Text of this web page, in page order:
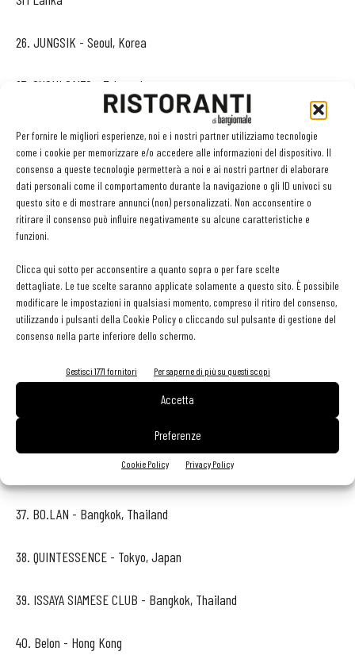
Per fornire le migliori esperienze, noi e i nostri partner utilizziamo tecnologie
come i cookie per memorizzare e/o accedere alle informazioni del dispositivo. Il
consenso a queste tecnologie permetterà a noi e ai nostri partner di elaborare
dati personali come il comportamento durante la navigazione o gli ID univoci su
questo sito e di mostrare annunci (non) personalizzati. Non acconsentire o
ritirare il consenso può influire negativamente su alcune caratteristiche e
funzioni.
Clicca qui sotto per acconsentire a quanto sopra o per fare scelte
dettagliate. Le tue scelte saranno applicate solamente a questo sito. È possibile
modificare le impostazioni in qualsiasi momento, compreso il ritiro del consenso,
utilizzando i pulsanti della Cookie Policy o cliccando sul pulsante di gestione del
consenso nella parte inferiore dello schermo.
Gestisci 1771 fornitori Per saperne di più su questi scopi
Accetta
Preferenze
Cookie Policy Privacy Policy
26. JUNGSIK - Seoul, Korea
27. SUSHI SAITO - Tokyo, Japan
28.IL RISTORANTE LUCA FANTIN - Tokyo, Japan
29. LES AMIS - Singapore
30. FU HE HUI - Shanghai, China
32. NEIGHBORHOOD - Hong Kong, China
33. EAT ME - Bangkok, Thailand
34. HAJIME - Osaka, Japan
35. JADE DRAGON – Macau, China
36. CORNER HOUSE - Singapore
37. BO.LAN - Bangkok, Thailand
38. QUINTESSENCE - Tokyo, Japan
39. ISSAYA SIAMESE CLUB - Bangkok, Thailand
40. Belon - Hong Kong